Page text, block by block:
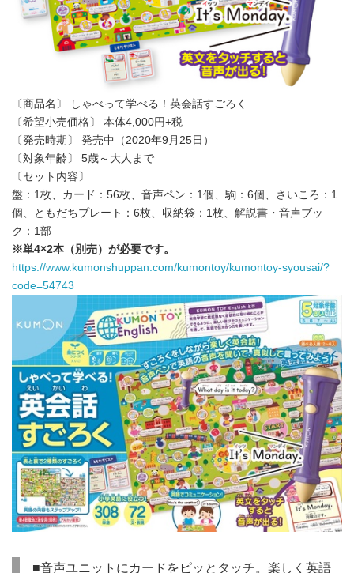
〔商品名〕 しゃべって学べる！英会話すごろく
〔希望小売価格〕 本体4,000円+税
〔発売時期〕 発売中（2020年9月25日）
〔対象年齢〕 5歳～大人まで
〔セット内容〕
盤：1枚、カード：56枚、音声ペン：1個、駒：6個、さいころ：1
個、ともだちプレート：6枚、収納袋：1枚、解説書・音声ブッ
ク：1部
※単4×2本（別売）が必要です。
https://www.kumonshuppan.com/kumontoy/kumontoy-syousai/?
code=54743
■音声ユニットにカードをピッとタッチ。楽しく英語